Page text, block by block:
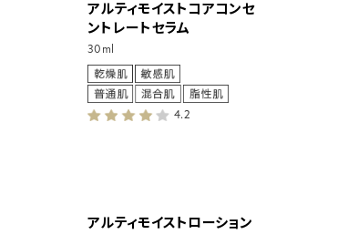
アルティモイストコアコンセ
ントレートセラム
30ml
4.2
アルティモイストローション